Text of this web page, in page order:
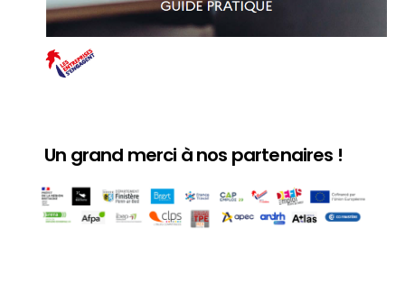
Un grand merci à nos partenaires !